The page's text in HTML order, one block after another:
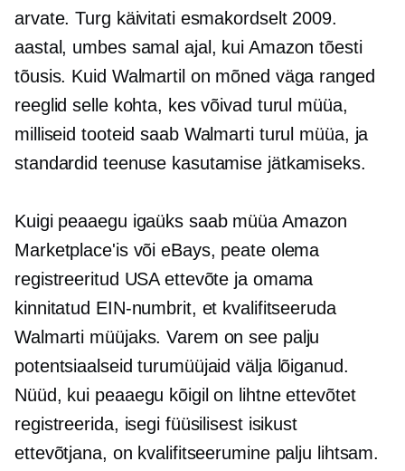
arvate. Turg käivitati esmakordselt 2009.
aastal, umbes samal ajal, kui Amazon tõesti
tõusis. Kuid Walmartil on mõned väga ranged
reeglid selle kohta, kes võivad turul müüa,
milliseid tooteid saab Walmarti turul müüa, ja
standardid teenuse kasutamise jätkamiseks.
Kuigi peaaegu igaüks saab müüa Amazon
Marketplace'is või eBays, peate olema
registreeritud USA ettevõte ja omama
kinnitatud EIN-numbrit, et kvalifitseeruda
Walmarti müüjaks. Varem on see palju
potentsiaalseid turumüüjaid välja lõiganud.
Nüüd, kui peaaegu kõigil on lihtne ettevõtet
registreerida, isegi füüsilisest isikust
ettevõtjana, on kvalifitseerumine palju lihtsam.